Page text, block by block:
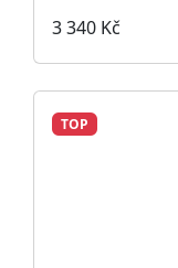
3 340 Kč
TOP